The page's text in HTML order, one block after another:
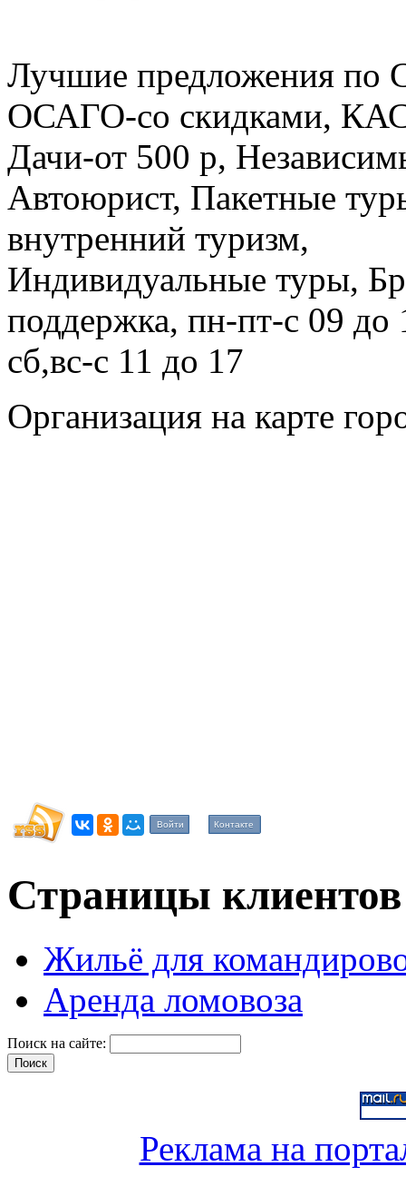
Лучшие предложения
ОСАГО-со скидками,
Дачи-от 500 р,
Автоюрист, Пакетные
внутренний туризм,
Индивидуальные туры,
поддержка, пн-пт-с 09 до
сб,вс-с 11 до 17
Организация на карте
Войти Контакте
Страницы клиентов
Жильё для
Аренда ломовоза
Поиск на сайте:
Реклама на